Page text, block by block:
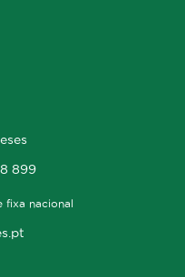
899
fixa nacional